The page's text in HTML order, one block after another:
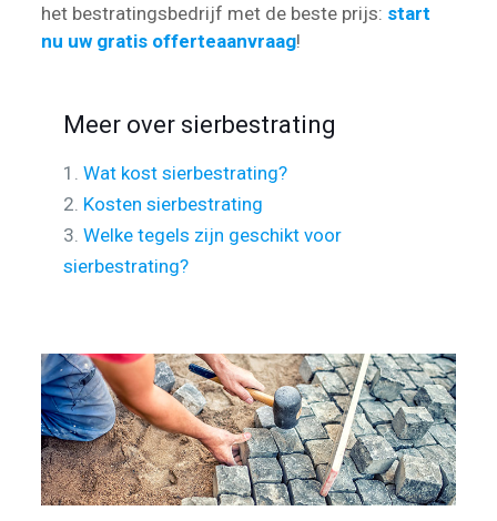
het bestratingsbedrijf met de beste prijs: start
nu uw gratis offerteaanvraag!
Meer over sierbestrating
1. Wat kost sierbestrating?
2. Kosten sierbestrating
3. Welke tegels zijn geschikt voor
sierbestrating?